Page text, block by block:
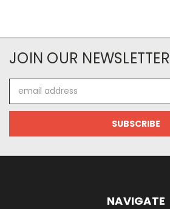
JOIN OUR NEWSLETTER
Address
NAVIGATE